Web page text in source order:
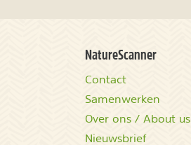
NatureScanner
Contact
Samenwerken
Over ons / About us
Nieuwsbrief